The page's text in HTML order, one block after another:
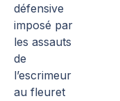
défensive
imposé par
les assauts
de
l’escrimeur
au fleuret